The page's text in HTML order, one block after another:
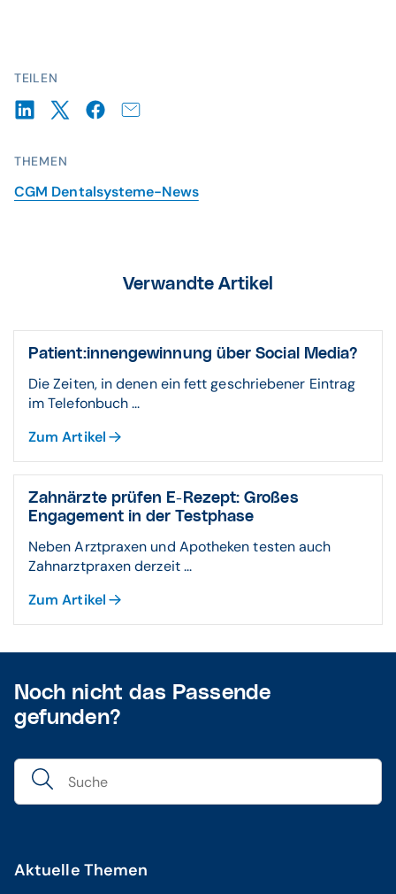
TEILEN
THEMEN
CGM Dentalsysteme-News
Verwandte Artikel
Patient:innengewinnung über Social Media?
Die Zeiten, in denen ein fett geschriebener Eintrag
im Telefonbuch ...
Zum Artikel
Zahnärzte prüfen E-Rezept: Großes
Engagement in der Testphase
Neben Arztpraxen und Apotheken testen auch
Zahnarztpraxen derzeit ...
Zum Artikel
Noch nicht das Passende
gefunden?
Aktuelle Themen